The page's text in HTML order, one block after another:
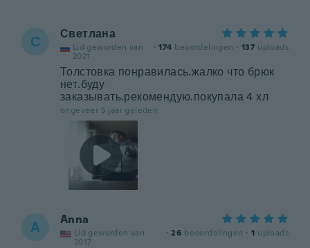
С Светлана
Lid geworden van
2021
· 174 beoordelingen · 137 uploads
Толстовка понравилась.жалко что брюк
нет.буду
заказывать.рекомендую.покупала 4 хл
ongeveer 5 jaar geleden
A Anna
Lid geworden van
2017
· 26 beoordelingen · 1 uploads